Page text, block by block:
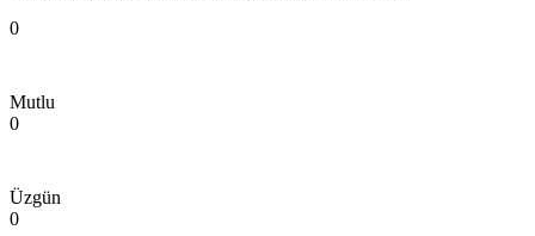
0
Mutlu
0
Üzgün
0